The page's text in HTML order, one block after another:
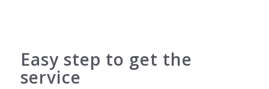
Easy step to get the
service